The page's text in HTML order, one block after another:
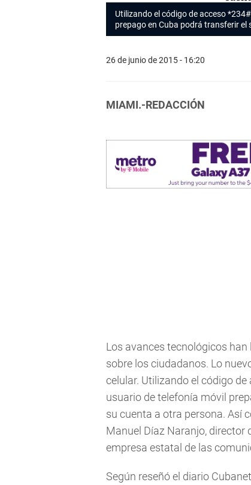
Utilizando el código de acceso
prepago en Cuba podrá transferir
26 de junio de 2015 - 16:20
MIAMI.-REDACCIÓN
Los avances tecnológicos
sobre los ciudadanos. Lo
celular. Utilizando el código
usuario de telefonía móvil
su cuenta a otra persona. Así
Manuel Díaz Naranjo, director
empresa estatal de las
Según reseñó el diario